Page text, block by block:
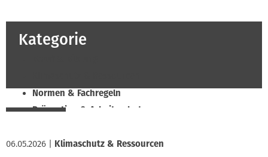
Kategorie
Normen & Fachregeln
Prävention & Arbeitsschutz
Soziales & Tarifpolitik
06.05.2026 Klimaschutz & Ressourcen